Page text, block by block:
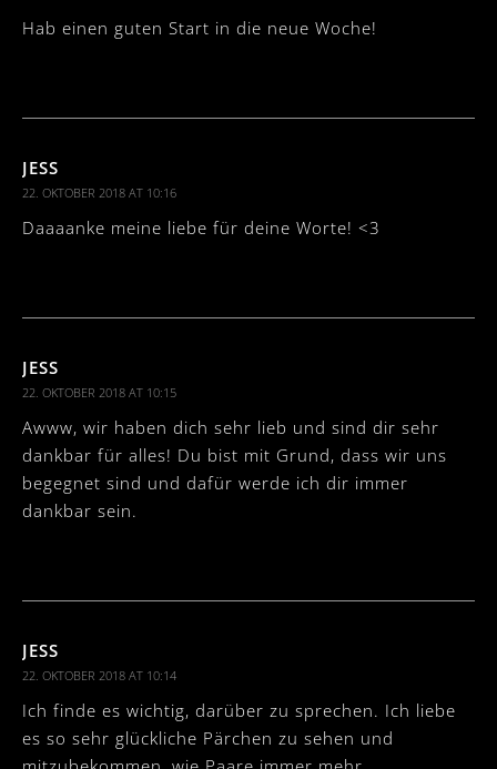
Hab einen guten Start in die neue Woche!
JESS
22. OKTOBER 2018 AT 10:16
Daaaanke meine liebe für deine Worte! <3
JESS
22. OKTOBER 2018 AT 10:15
Awww, wir haben dich sehr lieb und sind dir sehr
dankbar für alles! Du bist mit Grund, dass wir uns
begegnet sind und dafür werde ich dir immer
dankbar sein.
JESS
22. OKTOBER 2018 AT 10:14
Ich finde es wichtig, darüber zu sprechen. Ich liebe
es so sehr glückliche Pärchen zu sehen und